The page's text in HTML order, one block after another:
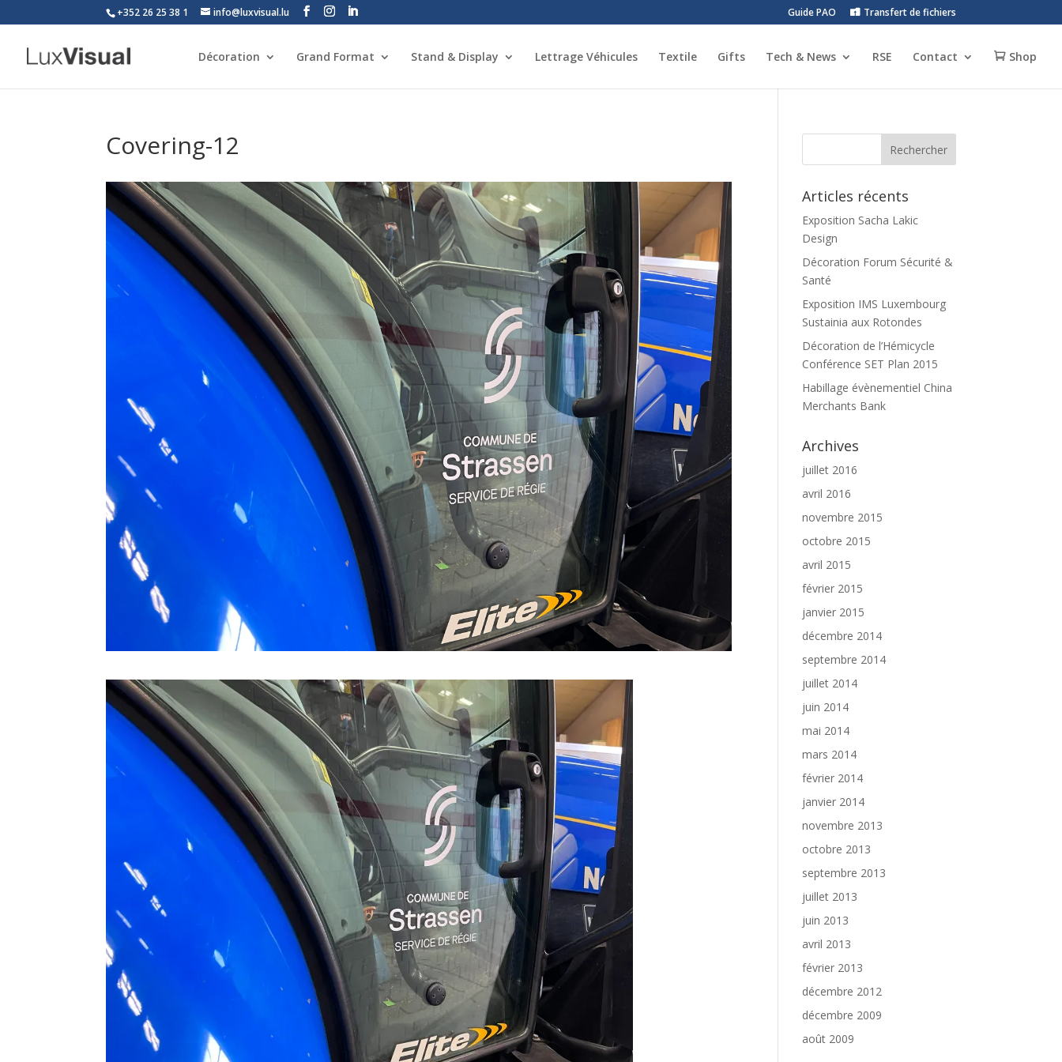
+352 26 25 38 1 info@luxvisual.lu Guide PAO Transfert de fichiers
Décoration Grand Format Stand & Display Lettrage Véhicules Textile Gifts Tech & News RSE Contact Shop
Covering-12
Articles récents
Exposition Sacha Lakic
Design
Décoration Forum Sécurité &
Santé
Exposition IMS Luxembourg
Sustainia aux Rotondes
Décoration de l’Hémicycle
Conférence SET Plan 2015
Habillage évènementiel China
Merchants Bank
Archives
juillet 2016
avril 2016
novembre 2015
octobre 2015
avril 2015
février 2015
janvier 2015
décembre 2014
septembre 2014
juillet 2014
juin 2014
mai 2014
mars 2014
février 2014
janvier 2014
novembre 2013
octobre 2013
septembre 2013
juillet 2013
juin 2013
avril 2013
février 2013
décembre 2012
décembre 2009
août 2009